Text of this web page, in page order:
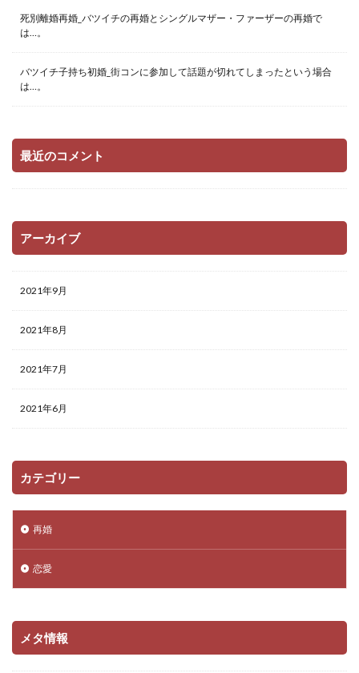
死別離婚再婚_バツイチの再婚とシングルマザー・ファーザーの再婚で
は…。
バツイチ子持ち初婚_街コンに参加して話題が切れてしまったという場合
は…。
最近のコメント
アーカイブ
2021年9月
2021年8月
2021年7月
2021年6月
カテゴリー
再婚
恋愛
メタ情報